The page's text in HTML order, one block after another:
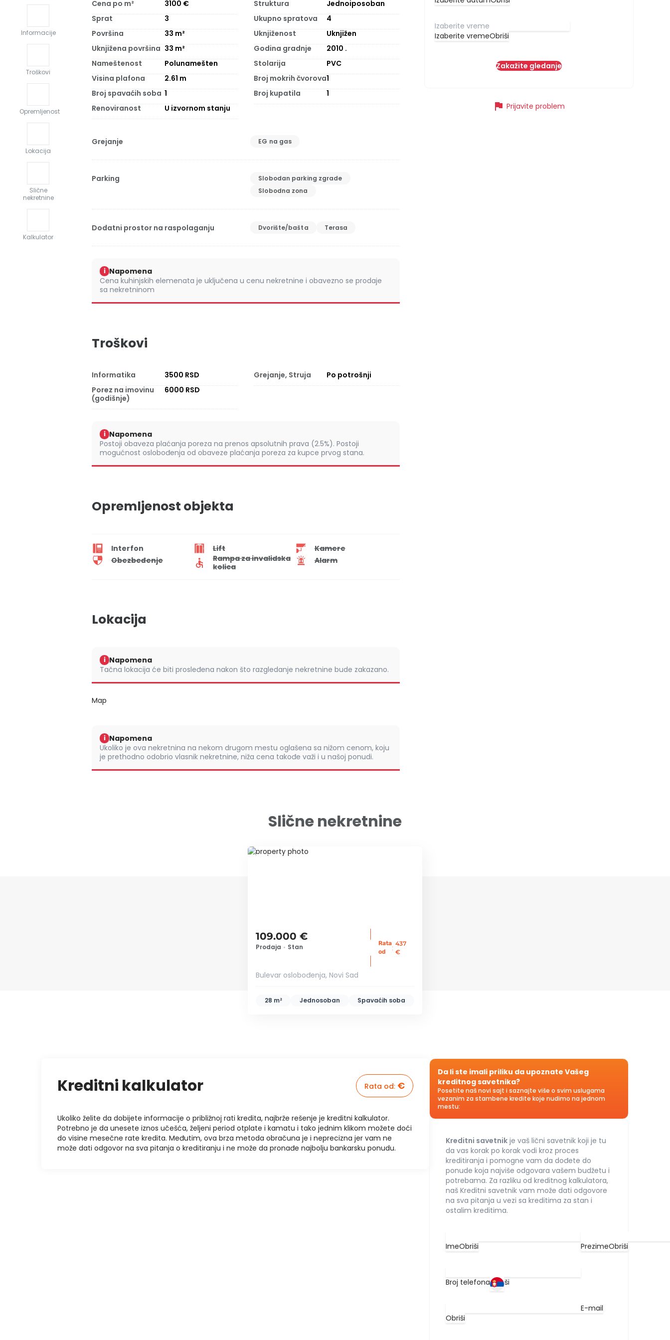
Informacije
Troškovi
Opremljenost
Lokacija
Slične
nekretnine
Kalkulator
Cena po m² 3100 € Struktura
Jednoiposoban
Sprat
3 Ukupno spratova
4
Površina
33 m² Uknjiženost
Uknjižen
Uknjižena površina 33 m² Godina gradnje 2010 .
Nameštenost
Polunamešten Stolarija
PVC
Visina plafona
2.61 m Broj mokrih čvorova1
Broj spavaćih soba 1 Broj kupatila
1
Renoviranost
U izvornom stanju
Grejanje EG na gas
Parking
Slobodan parking zgrade
Slobodna zona
Dodatni prostor na raspolaganju Dvorište/bašta Terasa
i Napomena
Cena kuhinjskih elemenata je uključena u cenu nekretnine i obavezno se prodaje
sa nekretninom
Troškovi
Informatika 3500 RSD Grejanje, Struja
Po potrošnji
Porez na imovinu
(godišnje)
6000 RSD
i Napomena
Postoji obaveza plaćanja poreza na prenos apsolutnih prava (2.5%). Postoji
mogućnost oslobođenja od obaveze plaćanja poreza za kupce prvog stana.
Opremljenost objekta
Interfon Lift
Kamere
Obezbeđenje
Rampa za invalidska
kolica
Alarm
Lokacija
i Napomena
Tačna lokacija će biti prosleđena nakon što razgledanje nekretnine bude zakazano.
Map
i Napomena
Ukoliko je ova nekretnina na nekom drugom mestu oglašena sa nižom cenom, koju
je prethodno odobrio vlasnik nekretnine, niža cena takođe važi i u našoj ponudi.
Izaberite vremeObriši
Zakažite gledanje
flag Prijavite problem
Slične nekretnine
ID 78978
109.000 €
Prodaja • Stan
Rata
od
: 437
€
Bulevar oslobođenja, Novi Sad
28 m² Jednosoban Spavaćih soba
Kreditni kalkulator Rata od: €
Ukoliko želite da dobijete informacije o približnoj rati kredita, najbrže rešenje je kreditni kalkulator.
Potrebno je da unesete iznos učešća, željeni period otplate i kamatu i tako jednim klikom možete doći
do visine mesečne rate kredita. Međutim, ova brza metoda obračuna je i neprecizna jer vam ne
može dati odgovor na sva pitanja o kreditiranju i ne može da pronađe najbolju bankarsku ponudu.
Da li ste imali priliku da upoznate Vašeg
kreditnog savetnika?
Posetite naš novi sajt i saznajte više o svim uslugama
vezanim za stambene kredite koje nudimo na jednom
mestu:
Kreditni savetnik je vaš lični savetnik koji je tu
da vas korak po korak vodi kroz proces
kreditiranja i pomogne vam da dođete do
ponude koja najviše odgovara vašem budžetu i
potrebama. Za razliku od kreditnog kalkulatora,
naš Kreditni savetnik vam može dati odgovore
na sva pitanja u vezi sa kreditima za stan i
ostalim kreditima.
ImeObriši PrezimeObriši
Broj telefonaObriši
E-mail
Obriši